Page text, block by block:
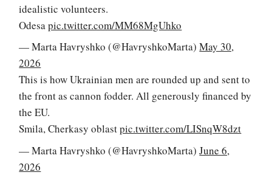
idealistic volunteers.
Odesapic.twitter.com/MM68MgUhko
— Marta Havryshko (@HavryshkoMarta)May 30,
2026
This is how Ukrainian men are rounded up and sent to
the front as cannon fodder. All generously financed by
the EU.
Smila, Cherkasy oblastpic.twitter.com/LISnqW8dzt
— Marta Havryshko (@HavryshkoMarta)June 6,
2026